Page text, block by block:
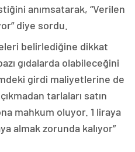
anımsatarak, “Verilen
diye sordu.
belirlediğine dikkat
gıdalarda olabileceğini
girdi maliyetlerine de
tarlaları satın
mahkum oluyor. 1 liraya
almak zorunda kalıyor”